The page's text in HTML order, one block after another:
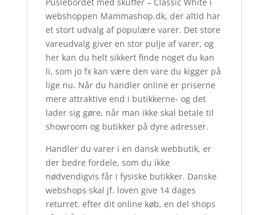
webshoppen Mammashop.dk, der altid har
et stort udvalg af populære varer. Det store
vareudvalg giver en stor pulje af varer, og
her kan du helt sikkert finde noget du kan
li, som jo fx kan være den vare du kigger på
lige nu. Når du handler online er priserne
mere attraktive end i butikkerne- og det
lader sig gøre, når man ikke skal betale til
showroom og butikker på dyre adresser.
Handler du varer i en dansk webbutik, er
der bedre fordele, som du ikke
nødvendigvis får i fysiske butikker. Danske
webshops skal jf. loven give 14 dages
returret. efter dit online køb, en del shops